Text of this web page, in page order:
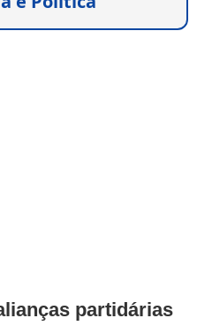
partidárias